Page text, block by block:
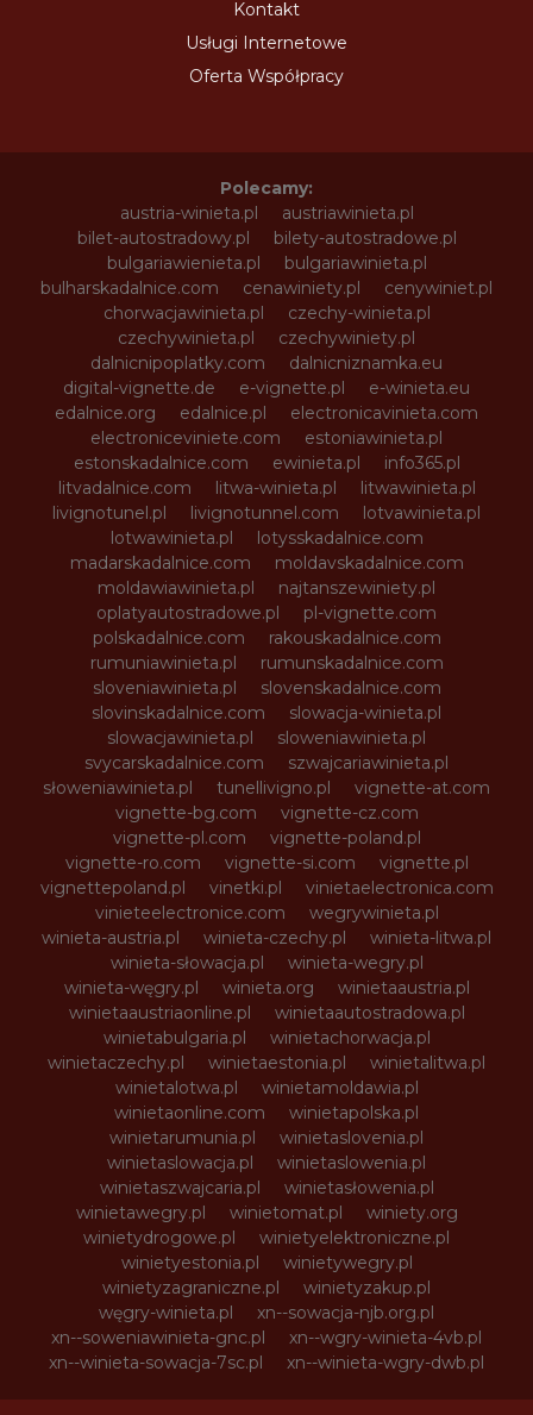
Kontakt
Usługi Internetowe
Oferta Współpracy
Polecamy:
austria-winieta.pl
austriawinieta.pl
bilet-autostradowy.pl
bilety-autostradowe.pl
bulgariawienieta.pl
bulgariawinieta.pl
bulharskadalnice.com
cenawiniety.pl
cenywiniet.pl
chorwacjawinieta.pl
czechy-winieta.pl
czechywinieta.pl
czechywiniety.pl
dalnicnipoplatky.com
dalnicniznamka.eu
digital-vignette.de
e-vignette.pl
e-winieta.eu
edalnice.org
edalnice.pl
electronicavinieta.com
electroniceviniete.com
estoniawinieta.pl
estonskadalnice.com
ewinieta.pl
info365.pl
litvadalnice.com
litwa-winieta.pl
litwawinieta.pl
livignotunel.pl
livignotunnel.com
lotvawinieta.pl
lotwawinieta.pl
lotysskadalnice.com
madarskadalnice.com
moldavskadalnice.com
moldawiawinieta.pl
najtanszewiniety.pl
oplatyautostradowe.pl
pl-vignette.com
polskadalnice.com
rakouskadalnice.com
rumuniawinieta.pl
rumunskadalnice.com
sloveniawinieta.pl
slovenskadalnice.com
slovinskadalnice.com
slowacja-winieta.pl
slowacjawinieta.pl
sloweniawinieta.pl
svycarskadalnice.com
szwajcariawinieta.pl
słoweniawinieta.pl
tunellivigno.pl
vignette-at.com
vignette-bg.com
vignette-cz.com
vignette-pl.com
vignette-poland.pl
vignette-ro.com
vignette-si.com
vignette.pl
vignettepoland.pl
vinetki.pl
vinietaelectronica.com
vinieteelectronice.com
wegrywinieta.pl
winieta-austria.pl
winieta-czechy.pl
winieta-litwa.pl
winieta-słowacja.pl
winieta-wegry.pl
winieta-węgry.pl
winieta.org
winietaaustria.pl
winietaaustriaonline.pl
winietaautostradowa.pl
winietabulgaria.pl
winietachorwacja.pl
winietaczechy.pl
winietaestonia.pl
winietalitwa.pl
winietalotwa.pl
winietamoldawia.pl
winietaonline.com
winietapolska.pl
winietarumunia.pl
winietaslovenia.pl
winietaslowacja.pl
winietaslowenia.pl
winietaszwajcaria.pl
winietasłowenia.pl
winietawegry.pl
winietomat.pl
winiety.org
winietydrogowe.pl
winietyelektroniczne.pl
winietyestonia.pl
winietywegry.pl
winietyzagraniczne.pl
winietyzakup.pl
węgry-winieta.pl
xn--sowacja-njb.org.pl
xn--soweniawinieta-gnc.pl
xn--wgry-winieta-4vb.pl
xn--winieta-sowacja-7sc.pl
xn--winieta-wgry-dwb.pl